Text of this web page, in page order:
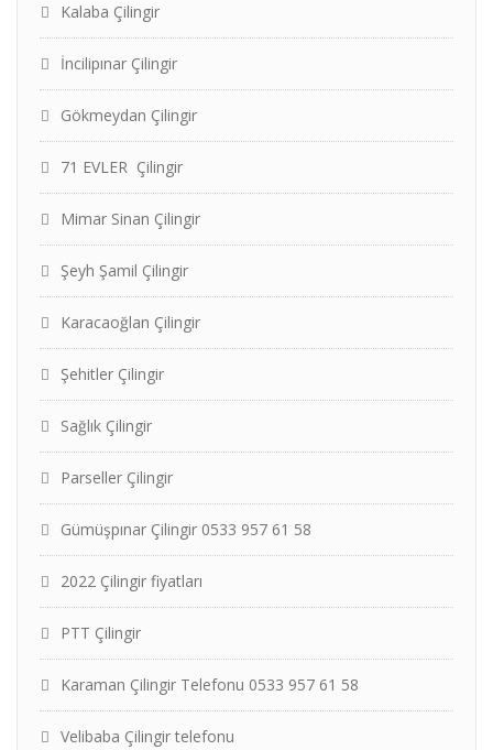
Kalaba Çilingir
İncilipınar Çilingir
Gökmeydan Çilingir
71 EVLER Çilingir
Mimar Sinan Çilingir
Şeyh Şamil Çilingir
Karacaoğlan Çilingir
Şehitler Çilingir
Sağlık Çilingir
Parseller Çilingir
Gümüşpınar Çilingir 0533 957 61 58
2022 Çilingir fiyatları
PTT Çilingir
Karaman Çilingir Telefonu 0533 957 61 58
Velibaba Çilingir telefonu